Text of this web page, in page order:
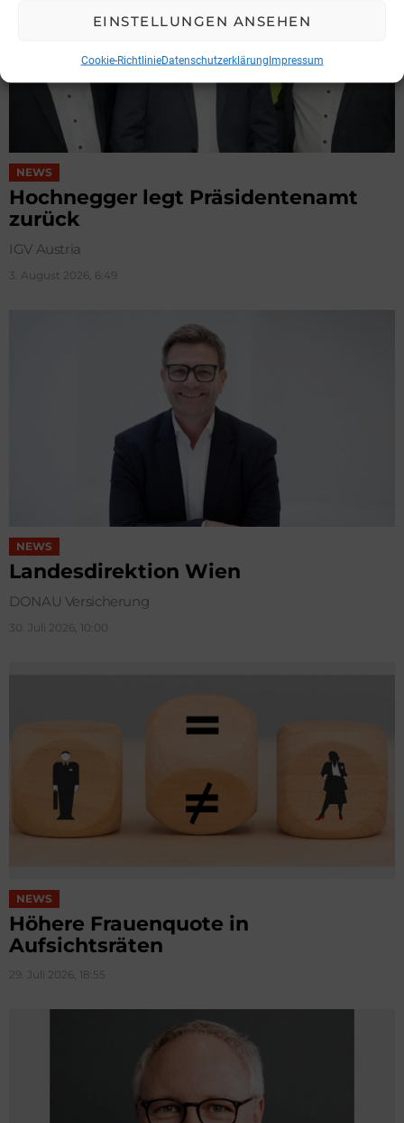
EINSTELLUNGEN ANSEHEN
Cookie-RichtlinieDatenschutzerklärungImpressum
NEWS
Hochnegger legt Präsidentenamt
zurück
IGV Austria
3. August 2026, 6:49
NEWS
Landesdirektion Wien
DONAU Versicherung
30. Juli 2026, 10:00
NEWS
Höhere Frauenquote in
Aufsichtsräten
29. Juli 2026, 18:55